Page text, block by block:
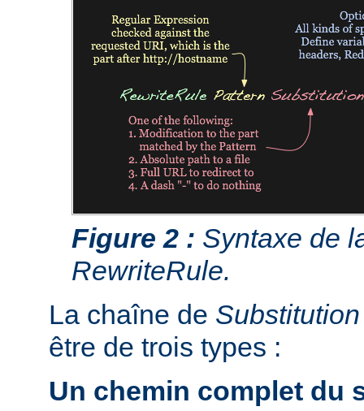
Figure 2 : Syntaxe de
RewriteRule.
La chaîne de Substitution
être de trois types :
Un chemin complet du